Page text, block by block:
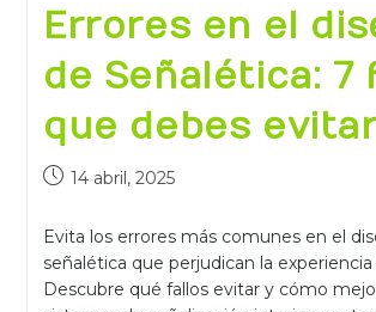
Errores en el
de Señalética: 7
que debes
14 abril, 2025
Evita los errores más comunes en el
señalética que perjudican la experiencia
Descubre qué fallos evitar y cómo